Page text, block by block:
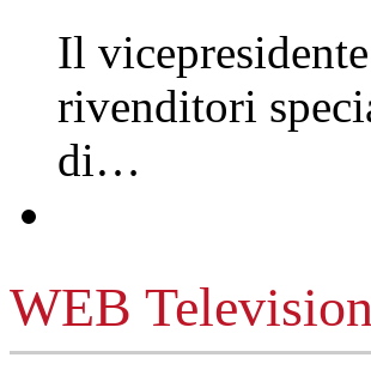
Il
rivenditori
di…
WEB Television